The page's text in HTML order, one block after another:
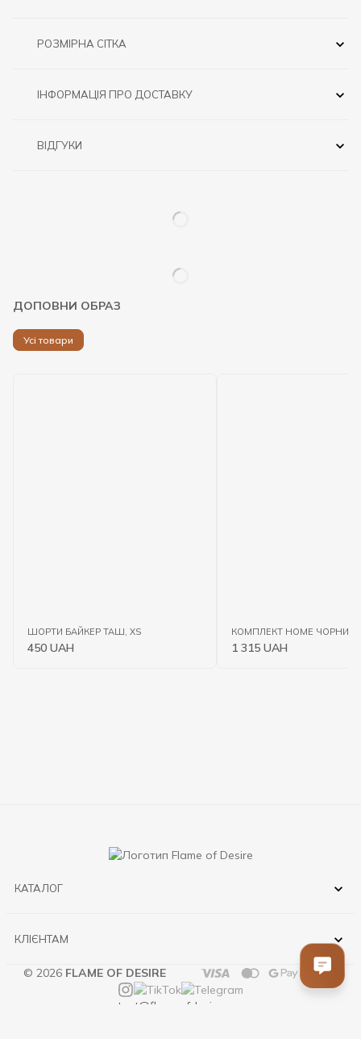
РОЗМІРНА СІТКА
ІНФОРМАЦІЯ ПРО ДОСТАВКУ
ВІДГУКИ
ДОПОВНИ ОБРАЗ
Усі товари
ШОРТИ БАЙКЕР ТАШ, XS
450 UAH
КОМПЛЕКТ HOME ЧОРНИЙ,
1 315 UAH
КАТАЛОГ
КЛІЄНТАМ
© 2026 FLAME OF DESIRE
contact@flameofdesire.com.ua